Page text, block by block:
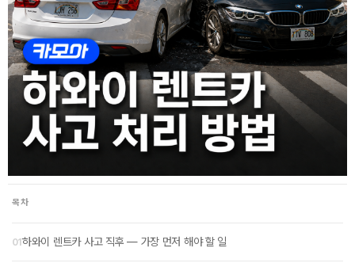
목차
하와이 렌트카 사고 직후 — 가장 먼저 해야 할 일